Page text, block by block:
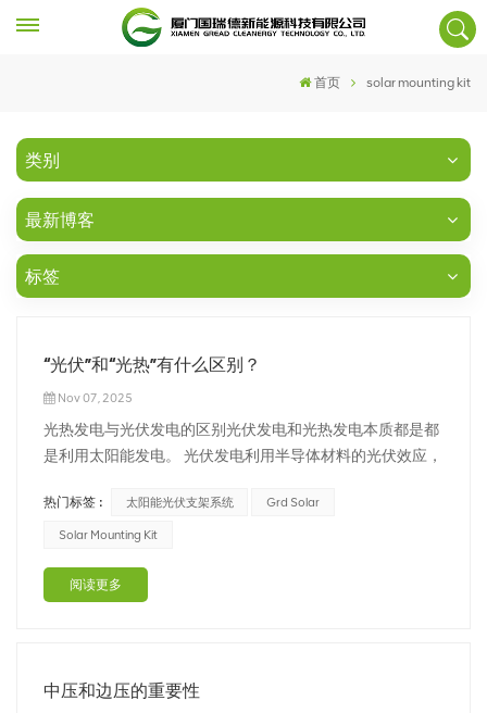
首页 solar mounting kit
类别
最新博客
标签
“光伏”和“光热”有什么区别？
Nov 07, 2025
光热发电与光伏发电的区别光伏发电和光热发电本质都是都
是利用太阳能发电。 光伏发电利用半导体材料的光伏效应，
换，具有结构简单、响应迅速、部署灵活的优势。 在光热发
电过程中，光能并不是直接转化为电能，而是通过了热能的
热门标签 : 太阳能光伏支架系统 Grd Solar
Solar Mounting Kit
阅读更多
中压和边压的重要性